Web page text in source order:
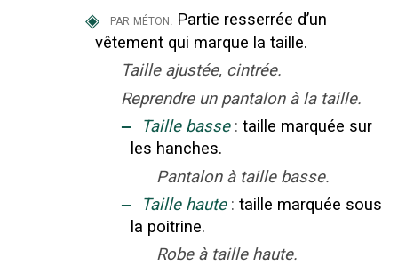
◈ par méton. Partie resserrée d’un
vêtement qui marque la taille.
Taille ajustée, cintrée.
Reprendre un pantalon à la taille.
‒ Taille basse : taille marquée sur
les hanches.
Pantalon à taille basse.
‒ Taille haute : taille marquée sous
la poitrine.
Robe à taille haute.